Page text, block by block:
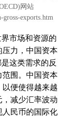
网站
gross-exports.htm
市场和资源的
压力，中国资本
这类需求的反
范围。中国资本
便使得越来越
减少汇率波动
人民币的国际化